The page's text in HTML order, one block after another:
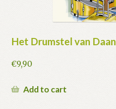
Het Drumstel van Daan
€9,90
Add to cart